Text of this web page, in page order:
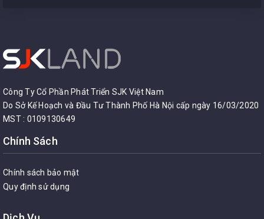
Công Ty Cổ Phần Phát Triển SJK Việt Nam
Do Sở Kế Hoạch và Đầu Tư Thành Phố Hà Nội cấp ngày 16/03/2020
MST : 0109130649
Chính Sách
Chính sách bảo mật
Quy định sử dụng